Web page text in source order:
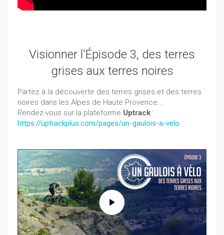
Visionner l'Épisode 3, des terres
grises aux terres noires
Partez à la découverte des terres grises et des terres
noires dans les Alpes de Haute Provence...
Rendez-vous sur la plateforme Uptrack :
https://uptrackplus.com/pages/un-gaulois-a-velo